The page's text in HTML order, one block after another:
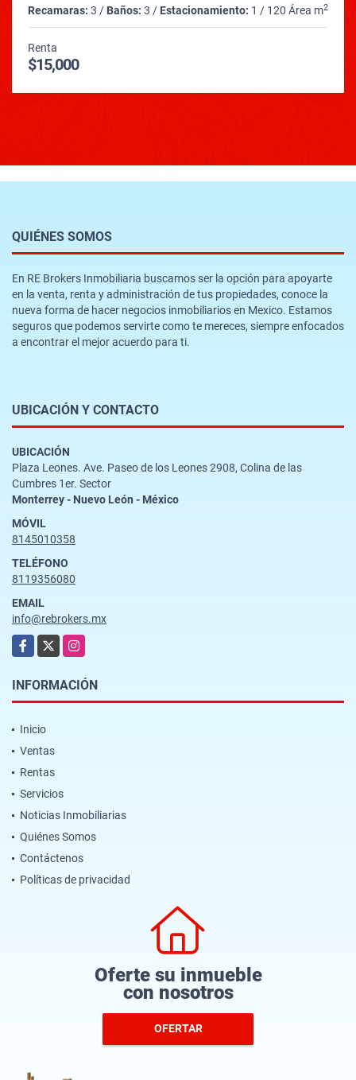
Recamaras: 3 / Baños: 3 / Estacionamiento: 1 / 120 Área m2
Renta
$15,000
QUIÉNES SOMOS
En RE Brokers Inmobiliaria buscamos ser la opción para apoyarte
en la venta, renta y administración de tus propiedades, conoce la
nueva forma de hacer negocios inmobiliarios en Mexico. Estamos
seguros que podemos servirte como te mereces, siempre enfocados
a encontrar el mejor acuerdo para ti.
UBICACIÓN Y CONTACTO
UBICACIÓN
Plaza Leones. Ave. Paseo de los Leones 2908, Colina de las
Cumbres 1er. Sector
Monterrey - Nuevo León - México
MÓVIL
8145010358
TELÉFONO
8119356080
EMAIL
info@rebrokers.mx
Facebook
X Instagram
INFORMACIÓN
Inicio
Ventas
Rentas
Servicios
Noticias Inmobiliarias
Quiénes Somos
Contáctenos
Políticas de privacidad
Oferte su inmueble
con nosotros
OFERTAR